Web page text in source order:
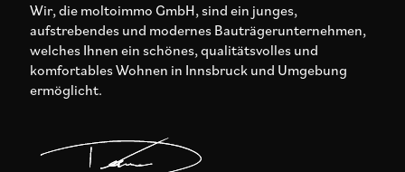
Wir, die moltoimmo GmbH, sind ein junges,
aufstrebendes und modernes Bauträgerunternehmen,
welches Ihnen ein schönes, qualitätsvolles und
komfortables Wohnen in Innsbruck und Umgebung
ermöglicht.